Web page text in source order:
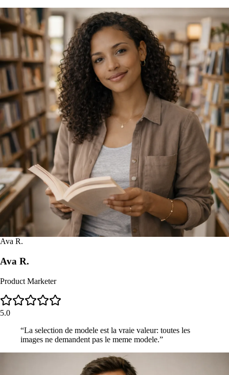
Ava R.
Ava R.
Product Marketer
5.0
“La selection de modele est la vraie valeur: toutes les
images ne demandent pas le meme modele.”